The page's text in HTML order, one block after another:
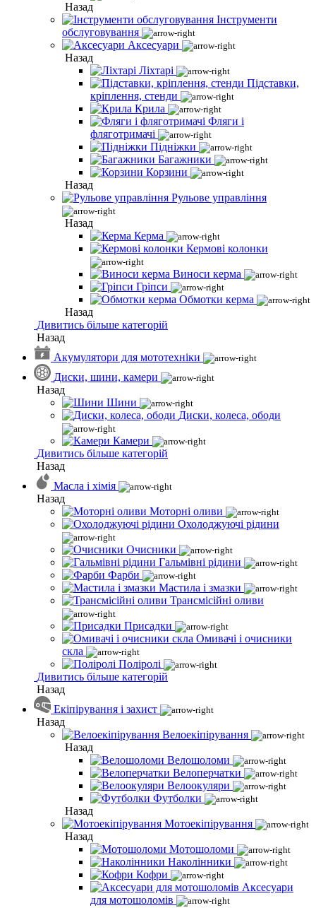
Назад
Інструменти
обслуговування
Аксесуари
Назад
Ліхтарі
Підставки,
кріплення, стенди
Крила
Фляги і
фляготримачі
Підніжки
Багажники
Корзини
Назад
Рульове управління
Назад
Керма
Кермові колонки
Виноси керма
Гріпси
Обмотки керма
Назад
Дивитись більше категорій
Назад
Акумулятори для мототехніки
Диски, шини, камери
Назад
Шини
Диски, колеса, ободи
Камери
Дивитись більше категорій
Назад
Масла і хімія
Назад
Моторні оливи
Охолоджуючі рідини
Очисники
Гальмівні рідини
Фарби
Мастила і змазки
Трансмісійні оливи
Присадки
Омивачі і очисники
скла
Поліролі
Дивитись більше категорій
Назад
Екіпірування і захист
Назад
Велоекіпірування
Назад
Велошоломи
Велоперчатки
Велоокуляри
Футболки
Назад
Мотоекіпірування
Назад
Мотошоломи
Наколінники
Кофри
Аксесуари
для мотошоломів